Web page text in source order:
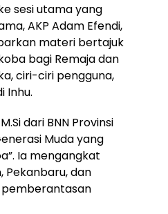
sesi utama yang
AKP Adam Efendi,
materi bertajuk
bagi Remaja dan
ciri-ciri pengguna,
Inhu.
dari BNN Provinsi
Muda yang
Ia mengangkat
Pekanbaru, dan
pemberantasan